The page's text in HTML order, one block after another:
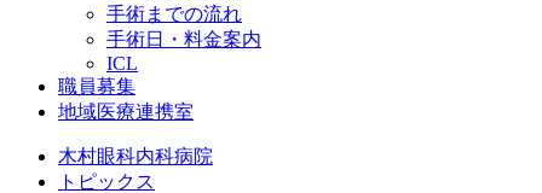
手術までの流れ
手術日・料金案内
ICL
職員募集
地域医療連携室
木村眼科内科病院
トピックス